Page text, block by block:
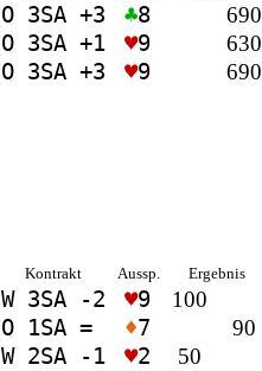
O 3SA+3 ♣8 690
O 3SA+1 ♥9 630
O 3SA+3 ♥9 690
Kontrakt Aussp. Ergebnis
W 3SA-2 ♥9 100
O 1SA= ♦7 90
W 2SA-1 ♥2 50